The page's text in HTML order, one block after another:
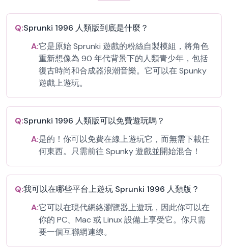
Q:Sprunki 1996 人類版到底是什麼？
A:它是原始 Sprunki 遊戲的粉絲自製模組，將角色
重新想像為 90 年代背景下的人類青少年，包括
復古時尚和合成器浪潮音樂。它可以在 Spunky
遊戲上遊玩。
Q:Sprunki 1996 人類版可以免費遊玩嗎？
A:是的！你可以免費在線上遊玩它，而無需下載任
何東西。只需前往 Spunky 遊戲並開始混合！
Q:我可以在哪些平台上遊玩 Sprunki 1996 人類版？
A:它可以在現代網絡瀏覽器上遊玩，因此你可以在
你的 PC、Mac 或 Linux 設備上享受它。你只需
要一個互聯網連線。